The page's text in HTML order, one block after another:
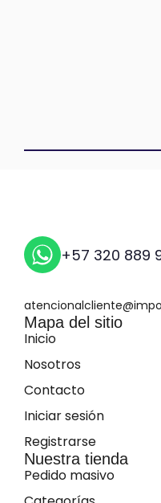
+57 320 889
Mapa del sitio
Inicio
Nosotros
Contacto
Iniciar sesión
Registrarse
Nuestra tienda
Pedido masivo